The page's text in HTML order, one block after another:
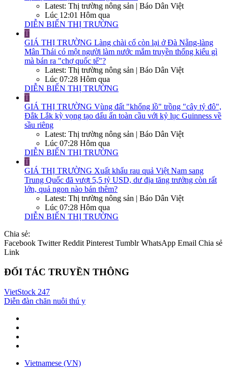
Latest: Thị trường nông sản | Báo Dân Việt
Lúc 12:01 Hôm qua
DIỄN BIẾN THỊ TRƯỜNG
T
GIÁ THỊ TRƯỜNG Làng chài cổ còn lại ở Đà Nẵng-làng
Mân Thái có một người làm nước mắm truyền thống kiểu gì
mà bán ra "chợ quốc tế"?
Latest: Thị trường nông sản | Báo Dân Việt
Lúc 07:28 Hôm qua
DIỄN BIẾN THỊ TRƯỜNG
T
GIÁ THỊ TRƯỜNG Vùng đất "khổng lồ" trồng "cây tỷ đô",
Đắk Lắk kỳ vọng tạo dấu ấn toàn cầu với kỷ lục Guinness về
sầu riêng
Latest: Thị trường nông sản | Báo Dân Việt
Lúc 07:28 Hôm qua
DIỄN BIẾN THỊ TRƯỜNG
T
GIÁ THỊ TRƯỜNG Xuất khẩu rau quả Việt Nam sang
Trung Quốc đã vượt 5,5 tỷ USD, dư địa tăng trưởng còn rất
lớn, quả ngon nào bán thêm?
Latest: Thị trường nông sản | Báo Dân Việt
Lúc 07:28 Hôm qua
DIỄN BIẾN THỊ TRƯỜNG
Chia sẻ:
Facebook Twitter Reddit Pinterest Tumblr WhatsApp Email Chia sẻ
Link
ĐỐI TÁC TRUYỀN THÔNG
VietStock 247
Diễn đàn chăn nuôi thú y
Vietnamese (VN)